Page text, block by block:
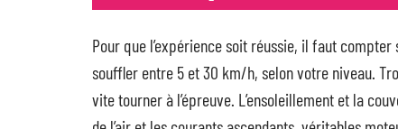
Pour que l’expérience soit réussie, il faut
souffler entre 5 et 30 km/h, selon votre niveau.
vite tourner à l’épreuve. L’ensoleillement et la